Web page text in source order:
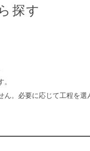
探す
。必要に応じて工程を選